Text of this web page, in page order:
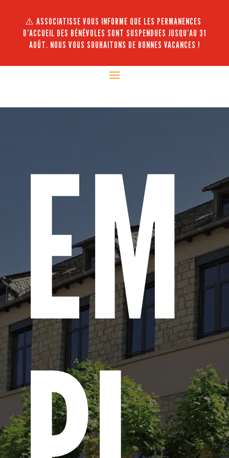
⚠️ ASSOCIATISSE VOUS INFORME QUE LES PERMANENCES
D’ACCUEIL DES BÉNÉVOLES SONT SUSPENDUES JUSQU’AU 31
AOÛT. NOUS VOUS SOUHAITONS DE BONNES VACANCES !
EM